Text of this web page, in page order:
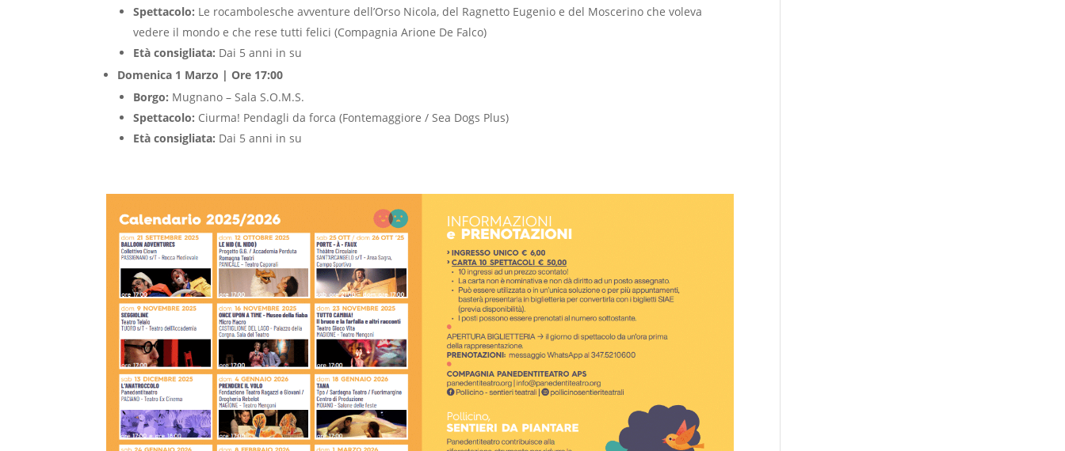
Spettacolo: Le rocambolesche avventure dell’Orso Nicola, del Ragnetto Eugenio e del Moscerino che voleva
vedere il mondo e che rese tutti felici (Compagnia Arione De Falco)
Età consigliata: Dai 5 anni in su
Domenica 1 Marzo | Ore 17:00
Borgo: Mugnano – Sala S.O.M.S.
Spettacolo: Ciurma! Pendagli da forca (Fontemaggiore / Sea Dogs Plus)
Età consigliata: Dai 5 anni in su